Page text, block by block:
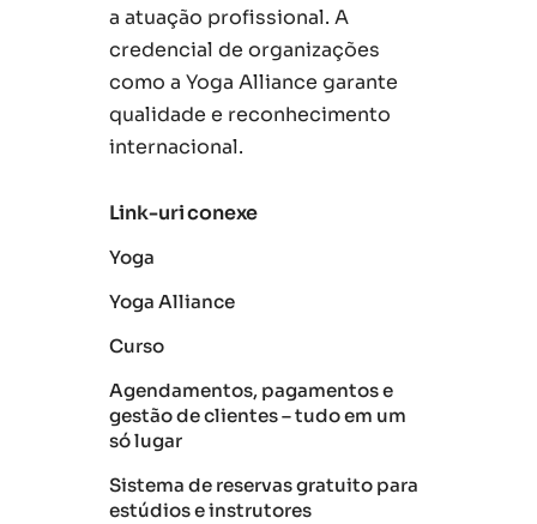
a atuação profissional. A
credencial de organizações
como a Yoga Alliance garante
qualidade e reconhecimento
internacional.
Link-uri conexe
Yoga
Yoga Alliance
Curso
Agendamentos, pagamentos e
gestão de clientes – tudo em um
só lugar
Sistema de reservas gratuito para
estúdios e instrutores